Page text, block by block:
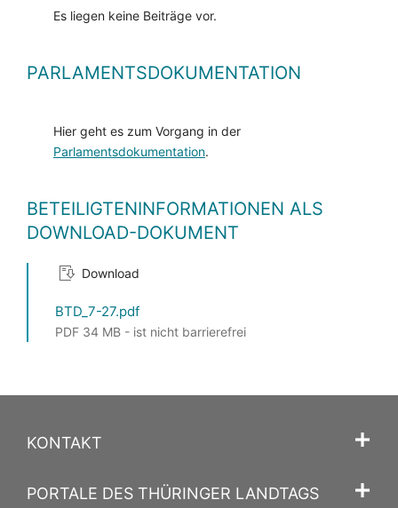
Es liegen keine Beiträge vor.
PARLAMENTSDOKUMENTATION
Hier geht es zum Vorgang in der
Parlamentsdokumentation.
BETEILIGTENINFORMATIONEN ALS
DOWNLOAD-DOKUMENT
Download
BTD_7-27.pdf
PDF 34 MB - ist nicht barrierefrei
KONTAKT
PORTALE DES THÜRINGER LANDTAGS